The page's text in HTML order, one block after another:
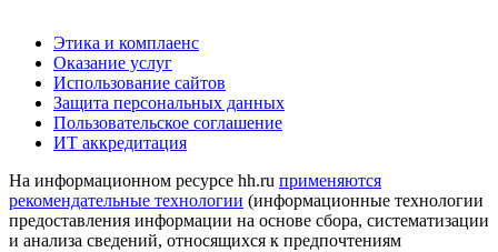
Этика и комплаенс
Оказание услуг
Использование сайтов
Защита персональных данных
Пользовательское соглашение
ИТ аккредитация
На информационном ресурсе hh.ru применяются
рекомендательные технологии (информационные технологии
предоставления информации на основе сбора, систематизации
и анализа сведений, относящихся к предпочтениям